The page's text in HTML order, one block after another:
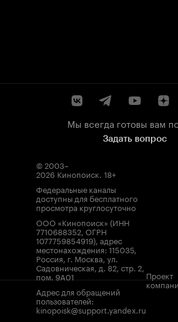
Мы всегда готовы вам
Задать вопрос
© 2003–
2026 Кинопоиск. 18+
Федеральные каналы
доступны для бесплатного
просмотра круглосуточно
ООО «Кинопоиск» (ИНН
7710688352, ОГРН
1077759854919), адрес
местонахождения: 115035,
Россия, г. Москва, ул.
Садовническая, д. 82, стр. 2,
пом. 9А01
Адрес для обращений
пользователей:
kinopoisk@support.yandex.ru
Проект